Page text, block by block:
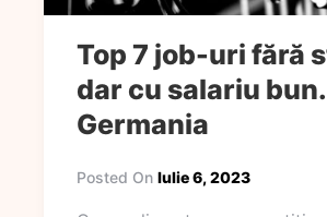
Top 7 job-uri fără
dar cu salariu
Germania
Posted On Iulie 6, 2023